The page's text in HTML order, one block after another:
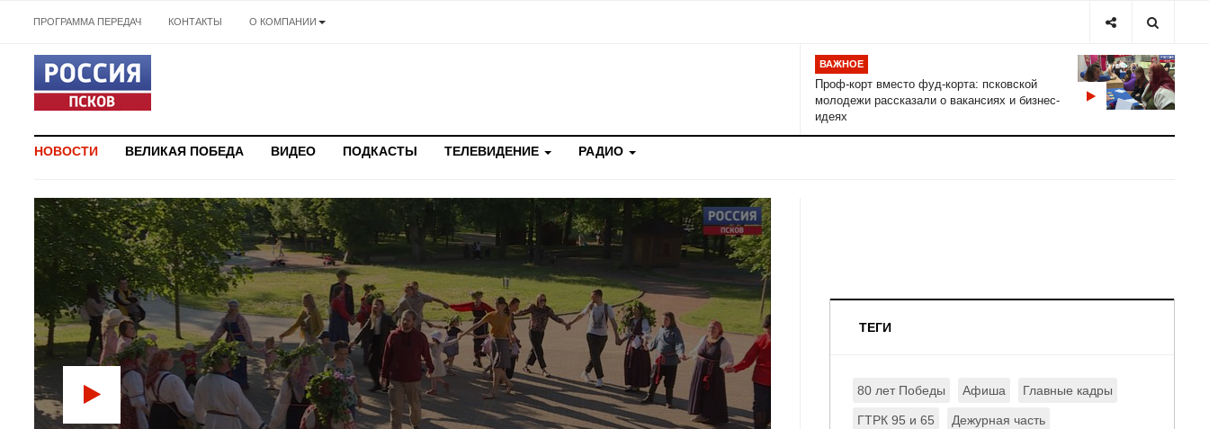
ПРОГРАММА ПЕРЕДАЧ КОНТАКТЫ О КОМПАНИИ
ВАЖНОЕ
Проф-корт вместо фуд-корта: псковской
молодежи рассказали о вакансиях и бизнес-
идеях
НОВОСТИ ВЕЛИКАЯ ПОБЕДА ВИДЕО ПОДКАСТЫ ТЕЛЕВИДЕНИЕ РАДИО
ТЕГИ
80 лет Победы Афиша Главные кадры
ГТРК 95 и 65 Дежурная часть